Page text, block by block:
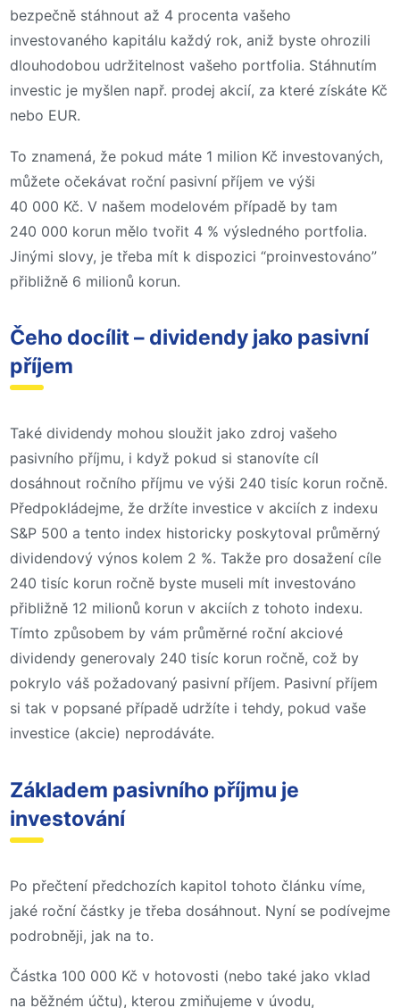
bezpečně stáhnout až 4 procenta vašeho
investovaného kapitálu každý rok, aniž byste ohrozili
dlouhodobou udržitelnost vašeho portfolia. Stáhnutím
investic je myšlen např. prodej akcií, za které získáte Kč
nebo EUR.
To znamená, že pokud máte 1 milion Kč investovaných,
můžete očekávat roční pasivní příjem ve výši
40 000 Kč. V našem modelovém případě by tam
240 000 korun mělo tvořit 4 % výsledného portfolia.
Jinými slovy, je třeba mít k dispozici “proinvestováno”
přibližně 6 milionů korun.
Čeho docílit – dividendy jako pasivní
příjem
Také dividendy mohou sloužit jako zdroj vašeho
pasivního příjmu, i když pokud si stanovíte cíl
dosáhnout ročního příjmu ve výši 240 tisíc korun ročně.
Předpokládejme, že držíte investice v akciích z indexu
S&P 500 a tento index historicky poskytoval průměrný
dividendový výnos kolem 2 %. Takže pro dosažení cíle
240 tisíc korun ročně byste museli mít investováno
přibližně 12 milionů korun v akciích z tohoto indexu.
Tímto způsobem by vám průměrné roční akciové
dividendy generovaly 240 tisíc korun ročně, což by
pokrylo váš požadovaný pasivní příjem. Pasivní příjem
si tak v popsané případě udržíte i tehdy, pokud vaše
investice (akcie) neprodáváte.
Základem pasivního příjmu je
investování
Po přečtení předchozích kapitol tohoto článku víme,
jaké roční částky je třeba dosáhnout. Nyní se podívejme
podrobněji, jak na to.
Částka 100 000 Kč v hotovosti (nebo také jako vklad
na běžném účtu), kterou zmiňujeme v úvodu,